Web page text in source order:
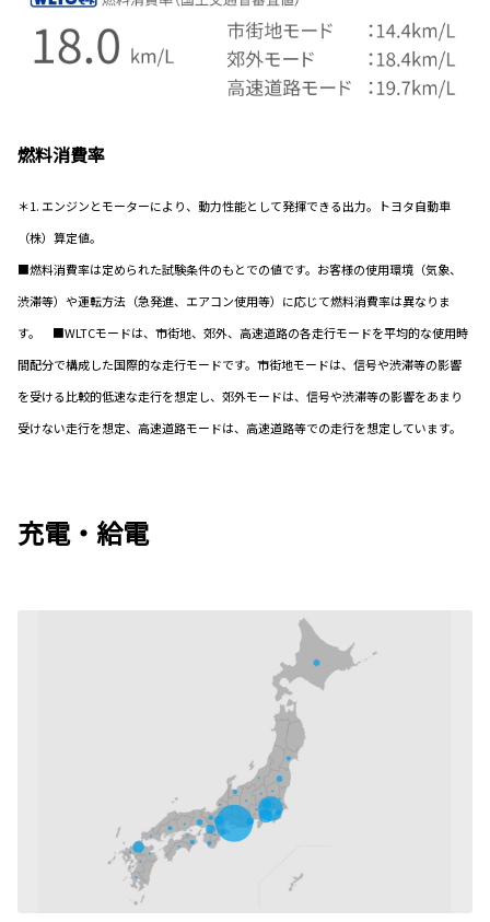
燃料消費率
＊1. エンジンとモーターにより、動力性能として発揮できる出力。トヨタ自動車
（株）算定値。
■燃料消費率は定められた試験条件のもとでの値です。お客様の使用環境（気象、
渋滞等）や運転方法（急発進、エアコン使用等）に応じて燃料消費率は異なりま
す。 ■WLTCモードは、市街地、郊外、高速道路の各走行モードを平均的な使用時
間配分で構成した国際的な走行モードです。市街地モードは、信号や渋滞等の影響
を受ける比較的低速な走行を想定し、郊外モードは、信号や渋滞等の影響をあまり
受けない走行を想定、高速道路モードは、高速道路等での走行を想定しています。
充電・給電